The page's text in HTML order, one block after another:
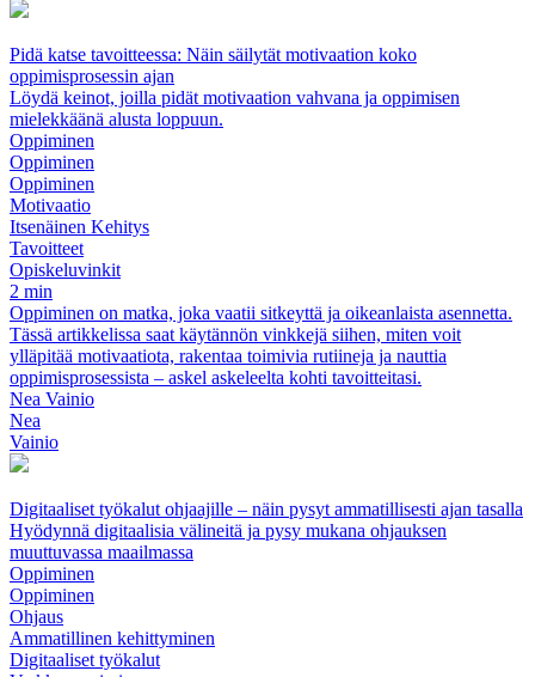
Pidä katse tavoitteessa: Näin säilytät motivaation koko
oppimisprosessin ajan
Löydä keinot, joilla pidät motivaation vahvana ja oppimisen
mielekkäänä alusta loppuun.
Oppiminen
Oppiminen
Oppiminen
Motivaatio
Itsenäinen Kehitys
Tavoitteet
Opiskeluvinkit
2 min
Oppiminen on matka, joka vaatii sitkeyttä ja oikeanlaista asennetta.
Tässä artikkelissa saat käytännön vinkkejä siihen, miten voit
ylläpitää motivaatiota, rakentaa toimivia rutiineja ja nauttia
oppimisprosessista – askel askeleelta kohti tavoitteitasi.
Nea Vainio
Nea
Vainio
Digitaaliset työkalut ohjaajille – näin pysyt ammatillisesti ajan tasalla
Hyödynnä digitaalisia välineitä ja pysy mukana ohjauksen
muuttuvassa maailmassa
Oppiminen
Oppiminen
Ohjaus
Ammatillinen kehittyminen
Digitaaliset työkalut